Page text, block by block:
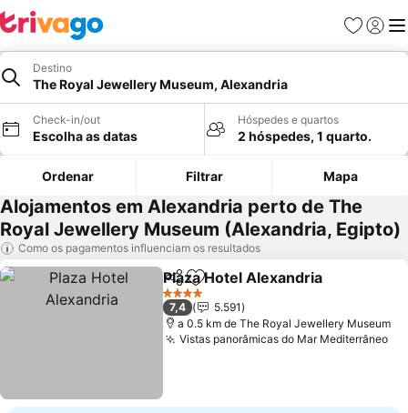
Favoritos
Iniciar
Destino
The Royal Jewellery Museum, Alexandria
Check-in/out
Escolha as datas
Hóspedes e quartos
2 hóspedes, 1 quarto.
Ordenar Filtrar Mapa
Alojamentos em Alexandria perto de The
Royal Jewellery Museum (Alexandria, Egipto)
Como os pagamentos influenciam os resultados
PartilharAdicionar aos favoritos
Plaza Hotel Alexandria
4 Estrelas
7,4
5.591
a 0.5 km de The Royal Jewellery Museum
Vistas panorâmicas do Mar Mediterrâneo